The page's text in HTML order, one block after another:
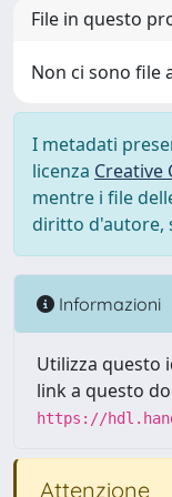
File in questo
Non ci sono file
I metadati
licenza Creative
mentre i file
diritto d'autore,
Informazioni
Utilizza questo
link a questo
https://
Attenzione